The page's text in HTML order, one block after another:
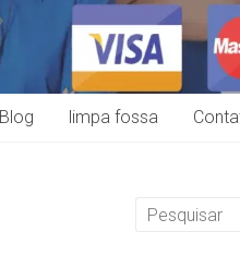
Blog limpa fossa